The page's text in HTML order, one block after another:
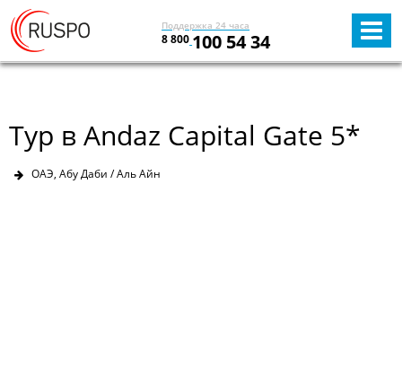
Поддержка 24 часа
8 800 100 54 34
Тур в Andaz Capital Gate 5*
ОАЭ, Абу Даби / Аль Айн